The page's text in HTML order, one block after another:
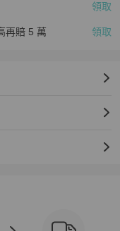
領取
再賠 5 萬 領取